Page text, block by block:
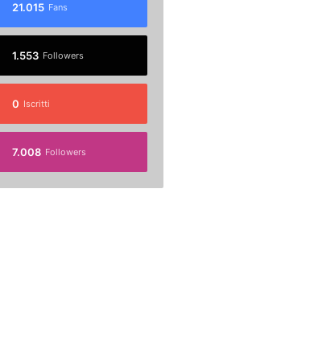
21.015 Fans
1.553 Followers
0 Iscritti
7.008 Followers